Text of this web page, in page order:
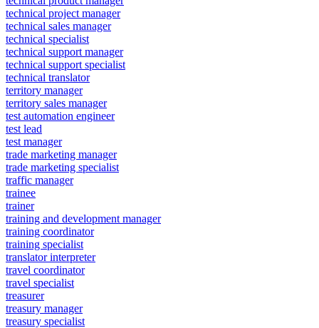
technical project manager
technical sales manager
technical specialist
technical support manager
technical support specialist
technical translator
territory manager
territory sales manager
test automation engineer
test lead
test manager
trade marketing manager
trade marketing specialist
traffic manager
trainee
trainer
training and development manager
training coordinator
training specialist
translator interpreter
travel coordinator
travel specialist
treasurer
treasury manager
treasury specialist